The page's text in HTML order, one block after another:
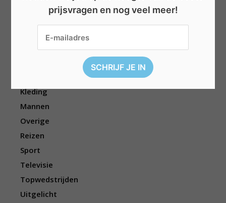
Elektronica
Eten/drinken
Kleding
Mannen
Overige
Reizen
Sport
Televisie
Topwedstrijden
Uitgelicht
prijsvragen en nog veel meer!